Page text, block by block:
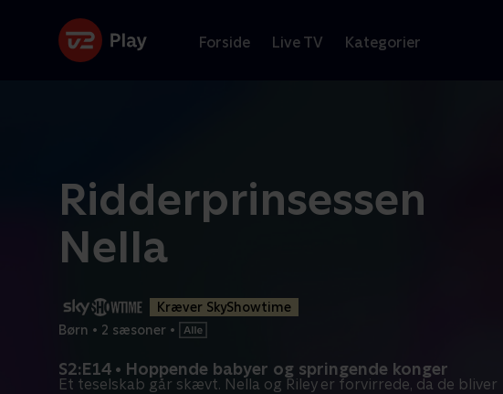
Forside Live TV Kategorier
Ridderprinsessen
Nella
Kræver SkyShowtime
Børn • 2 sæsoner •
S2:E14 • Hoppende babyer og springende konger
Et teselskab går skævt. Nella og Riley er forvirrede, da de bliver